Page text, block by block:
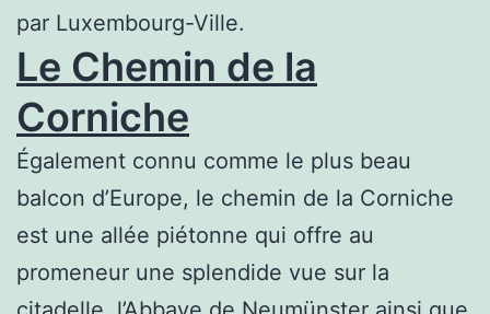
par Luxembourg-Ville.
Le Chemin de la
Corniche
Également connu comme le plus beau
balcon d’Europe, le chemin de la Corniche
est une allée piétonne qui offre au
promeneur une splendide vue sur la